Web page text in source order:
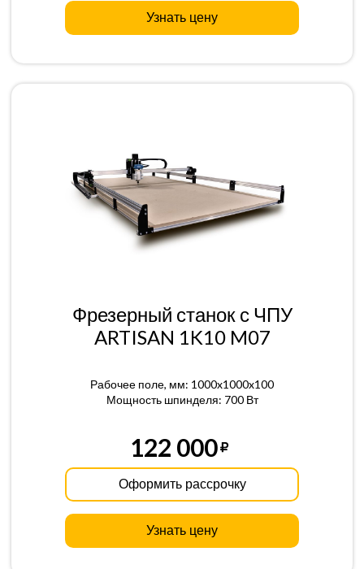
Узнать цену
Фрезерный станок с ЧПУ
ARTISAN 1K10 M07
Рабочее поле, мм: 1000x1000x100
Мощность шпинделя: 700 Вт
122 000
Оформить рассрочку
Узнать цену